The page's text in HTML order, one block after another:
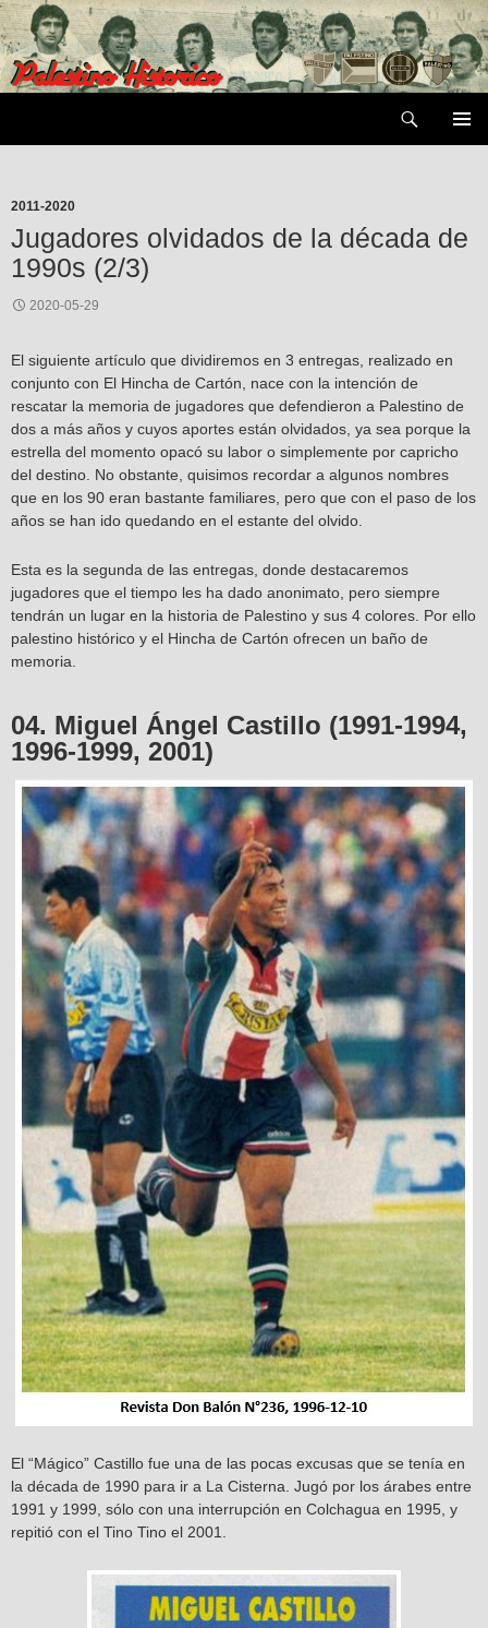
Saltar
al
contenido
2011-2020
Jugadores olvidados de la década de
1990s (2/3)
2020-05-29
El siguiente artículo que dividiremos en 3 entregas, realizado en
conjunto con El Hincha de Cartón, nace con la intención de
rescatar la memoria de jugadores que defendieron a Palestino de
dos a más años y cuyos aportes están olvidados, ya sea porque la
estrella del momento opacó su labor o simplemente por capricho
del destino. No obstante, quisimos recordar a algunos nombres
que en los 90 eran bastante familiares, pero que con el paso de los
años se han ido quedando en el estante del olvido.
Esta es la segunda de las entregas, donde destacaremos
jugadores que el tiempo les ha dado anonimato, pero siempre
tendrán un lugar en la historia de Palestino y sus 4 colores. Por ello
palestino histórico y el Hincha de Cartón ofrecen un baño de
memoria.
04. Miguel Ángel Castillo (1991-1994,
1996-1999, 2001)
El “Mágico” Castillo fue una de las pocas excusas que se tenía en
la década de 1990 para ir a La Cisterna. Jugó por los árabes entre
1991 y 1999, sólo con una interrupción en Colchagua en 1995, y
repitió con el Tino Tino el 2001.